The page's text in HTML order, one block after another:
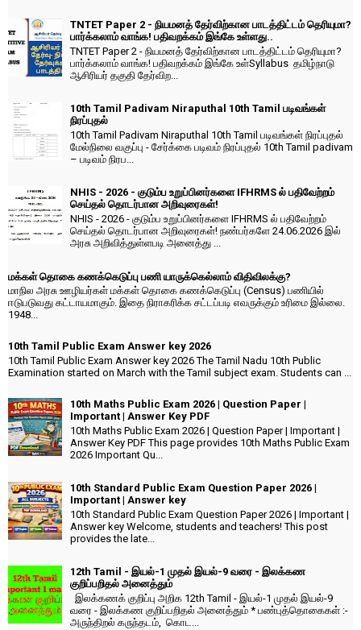
TNTET Paper 2 - நியமனத் தேர்விற்கான பாடத்திட்டம் தெரியுமா?
பார்க்கலாம் வாங்க! பதிவறக்கம் இங்கே உள்ளது..
TNTET Paper 2 - நியமனத் தேர்விற்கான பாடத்திட்டம் தெரியுமா?
பார்க்கலாம் வாங்க! பதிவறக்கம் இங்கே உள்Syllabus தமிழ்நாடு
ஆசிரியர் தகுதி தேர்விற...
10th Tamil Padivam Niraputhal 10th Tamil படிவங்கள்
நிரப்புதல்
10th Tamil Padivam Niraputhal 10th Tamil படிவங்கள் நிரப்புதல்
மேல்நிலை வகுப்பு - சேர்க்கை படிவம் நிரப்புதல் 10th Tamil padivam
– படிவம் நிரப...
NHIS - 2026 - குடும்ப உறுப்பினர்களை IFHRMS ல் பதிவேற்றம்
செய்தல் தொடர்பான அறிவுரைகள்!
NHIS - 2026 - குடும்ப உறுப்பினர்களை IFHRMS ல் பதிவேற்றம்
செய்தல் தொடர்பான அறிவுரைகள்! நண்பர்களே 24.06.2026 இல்
அரசு அறிவித்துள்ளபடி அனைத்து ...
மக்கள் தொகை கணக்கெடுப்பு பணி யாருக்கெல்லாம் விதிவிலக்கு?
மாநில அரசு ஊழியர்கள் மக்கள் தொகை கணக்கெடுப்பு (Census) பணியில்
ஈடுபடுவது கட்டாயமாகும். இதை நிராகரிக்க சட்டப்படி எவருக்கும் உரிமை இல்லை.
1948...
10th Tamil Public Exam Answer key 2026
10th Tamil Public Exam Answer key 2026 The Tamil Nadu 10th Public
Examination started on March with the Tamil subject exam. Students can ...
10th Maths Public Exam 2026 | Question Paper |
Important | Answer Key PDF
10th Maths Public Exam 2026 | Question Paper | Important |
Answer Key PDF This page provides 10th Maths Public Exam
2026 Important Qu...
10th Standard Public Exam Question Paper 2026 |
Important | Answer key
10th Standard Public Exam Question Paper 2026 | Important |
Answer key Welcome, students and teachers! This post
provides the late...
12th Tamil - இயல்-1 முதல் இயல்-9 வரை - இலக்கண
குறிப்பறிதல் அனைத்தும்
இலக்கணக் குறிப்பு அறிக 12th Tamil - இயல்-1 முதல் இயல்-9
வரை - இலக்கண குறிப்பறிதல் அனைத்தும் * பண்புத்தொகைகள் :-
அருந்திறல் கருந்தடம், கொட...